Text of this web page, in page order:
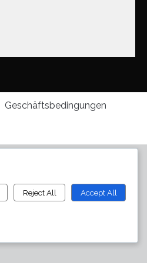
Geschäftsbedingungen
Reject All Accept All